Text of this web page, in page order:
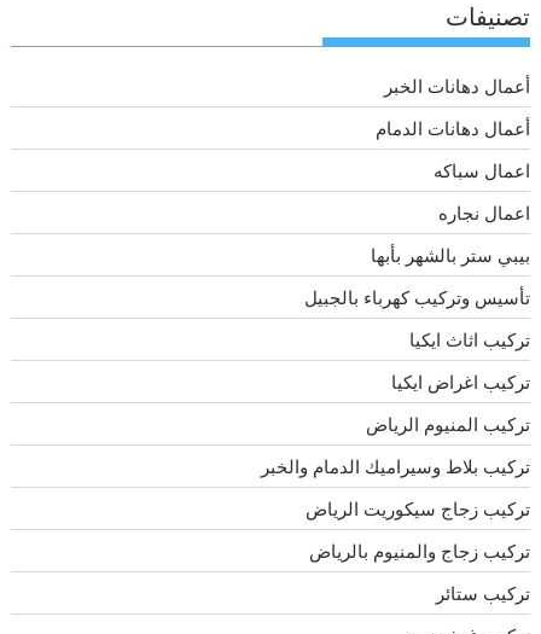
تصنيفات
أعمال دهانات الخبر
أعمال دهانات الدمام
اعمال سباكه
اعمال نجاره
بيبي ستر بالشهر بأبها
تأسيس وتركيب كهرباء بالجبيل
تركيب اثاث ايكيا
تركيب اغراض ايكيا
تركيب المنيوم الرياض
تركيب بلاط وسيراميك الدمام والخبر
تركيب زجاج سيكوريت الرياض
تركيب زجاج والمنيوم بالرياض
تركيب ستائر